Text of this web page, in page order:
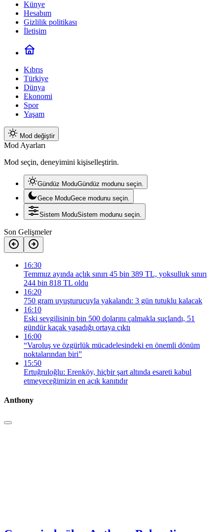
Künye
Hesabım
Gizlilik politikası
İletişim
Kıbrıs
Türkiye
Dünya
Ekonomi
Spor
Yaşam
Mod değiştir
Mod Ayarları
Mod seçin, deneyimini kişiselleştirin.
Gündüz ModuGündüz modunu seçin.
Gece ModuGece modunu seçin.
Sistem ModuSistem modunu seçin.
Son Gelişmeler
16:30
Temmuz ayında açlık sınırı 45 bin 389 TL, yoksulluk sınırı
244 bin 818 TL oldu
16:20
750 gram uyuşturucuyla yakalandı: 3 gün tutuklu kalacak
16:10
Eski sevgilisinin bin 500 dolarını çalmakla suçlandı, 51
gündür kaçak yaşadığı ortaya çıktı
16:00
“Varoluş ve özgürlük mücadelesindeki en önemli dönüm
noktalarından biri”
15:50
Ertuğruloğlu: Erenköy, hiçbir şart altında esareti kabul
etmeyeceğimizin en açık kanıtıdır
Anthony